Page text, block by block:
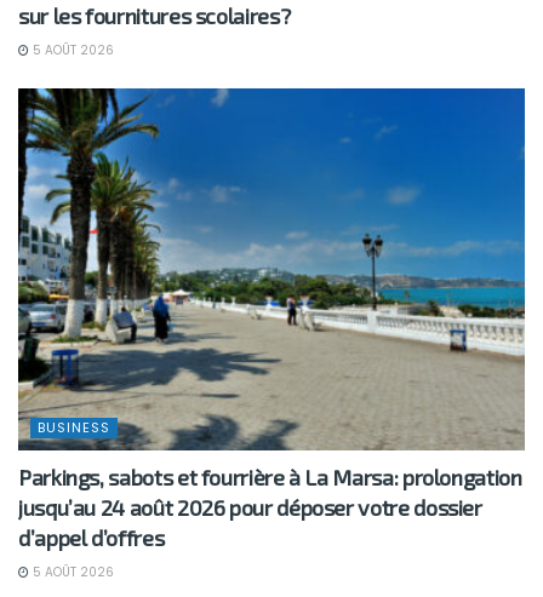
sur les fournitures scolaires?
5 AOÛT 2026
BUSINESS
Parkings, sabots et fourrière à La Marsa: prolongation
jusqu’au 24 août 2026 pour déposer votre dossier
d’appel d’offres
5 AOÛT 2026